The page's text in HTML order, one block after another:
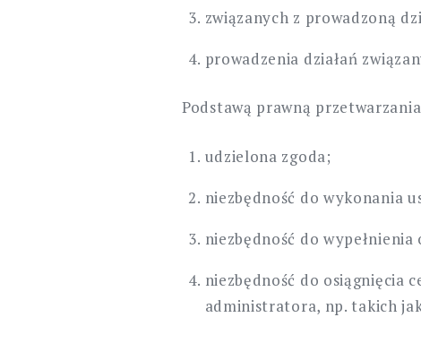
związanych z prowadzoną
prowadzenia działań
Podstawą prawną
udzielona zgoda;
niezbędność do wykonania
niezbędność do
niezbędność do osiągnięcia
administratora, np. takich